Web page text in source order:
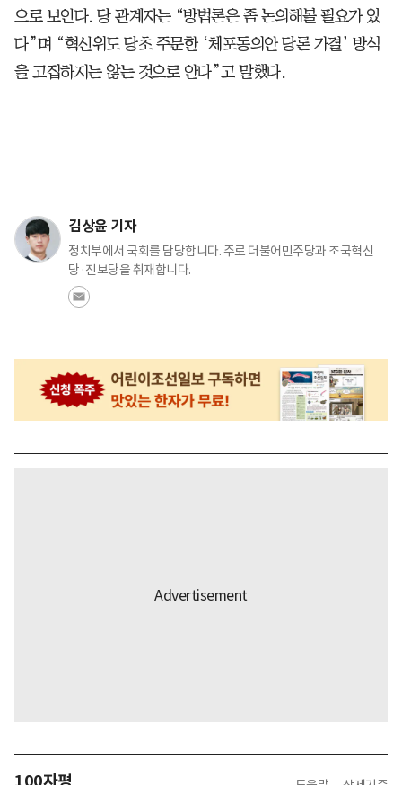
으로 보인다. 당 관계자는 “방법론은 좀 논의해볼 필요가 있
다”며 “혁신위도 당초 주문한 ‘체포동의안 당론 가결’ 방식
을 고집하지는 않는 것으로 안다”고 말했다.
김상윤 기자
정치부에서 국회를 담당합니다. 주로 더불어민주당과 조국혁신
당·진보당을 취재합니다.